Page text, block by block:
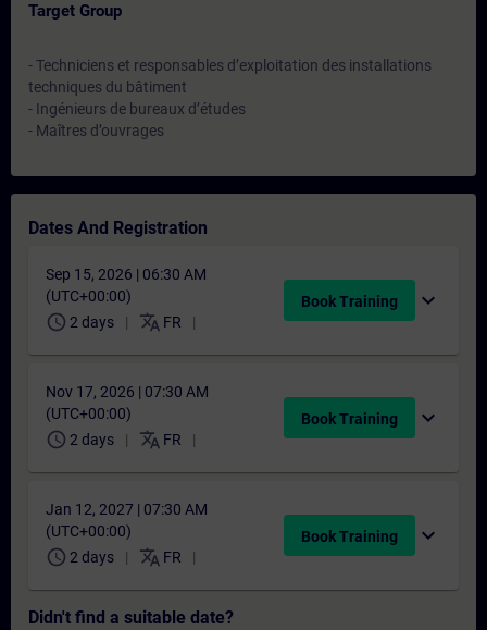
Target Group
- Techniciens et responsables d’exploitation des installations
techniques du bâtiment
- Ingénieurs de bureaux d’études
- Maîtres d’ouvrages
Dates And Registration
Sep 15, 2026 | 06:30 AM
(UTC+00:00)
schedule 2 days translate FR
Book Training expand_more
Nov 17, 2026 | 07:30 AM
(UTC+00:00)
schedule 2 days translate FR
Book Training expand_more
Jan 12, 2027 | 07:30 AM
(UTC+00:00)
schedule 2 days translate FR
Book Training expand_more
Didn't find a suitable date?